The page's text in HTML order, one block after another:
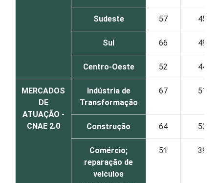
Sudeste 57 45
Sul 66 49
Centro-Oeste 52 44
MERCADOS
DE
ATUAÇÃO -
CNAE 2.0
Indústria de
Transformação
67 51
Construção 64 53
Comércio;
reparação de
veículos
51 39